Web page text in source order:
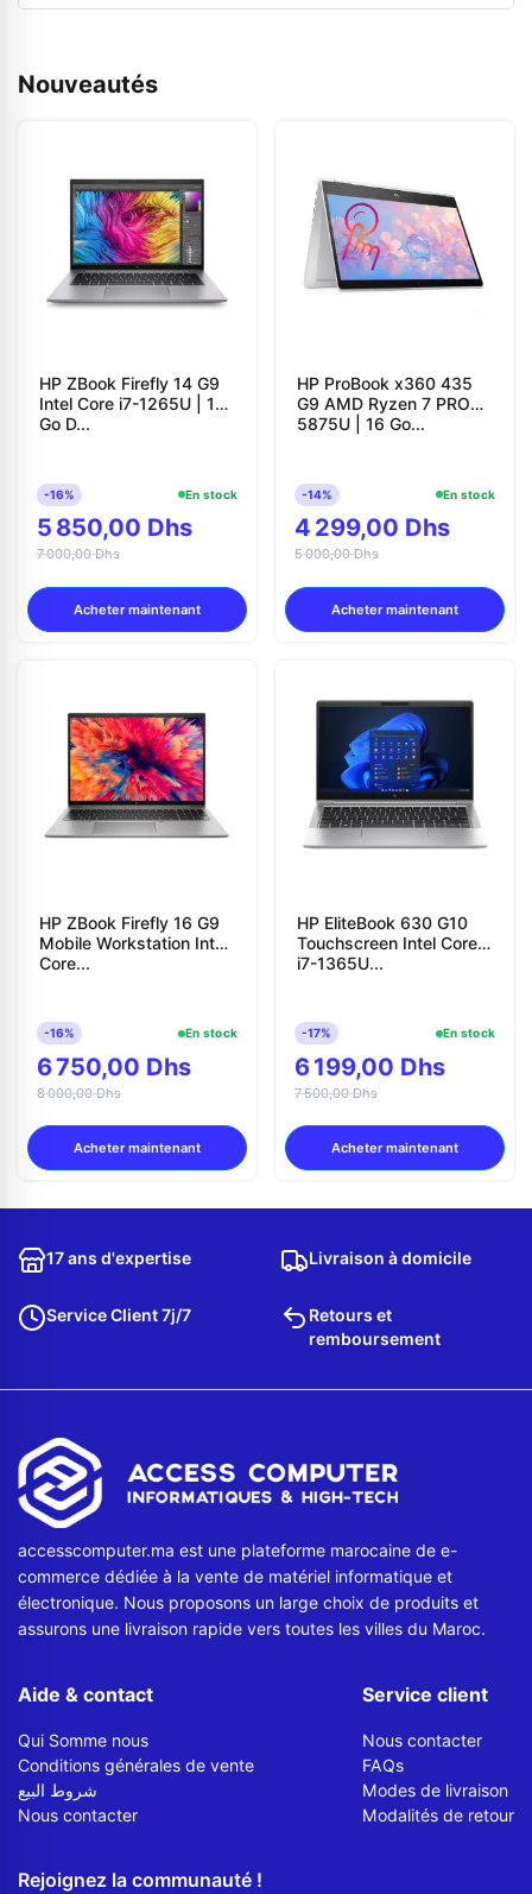
Nouveautés
HP ZBook Firefly 14 G9
Intel Core i7-1265U | 16
Go D...
-16% En stock
5 850,00 Dhs
7 000,00 Dhs
Acheter maintenant
HP ProBook x360 435
G9 AMD Ryzen 7 PRO
5875U | 16 Go...
-14% En stock
4 299,00 Dhs
5 000,00 Dhs
Acheter maintenant
HP ZBook Firefly 16 G9
Mobile Workstation Intel
Core...
-16% En stock
6 750,00 Dhs
8 000,00 Dhs
Acheter maintenant
HP EliteBook 630 G10
Touchscreen Intel Core
i7-1365U...
-17% En stock
6 199,00 Dhs
7 500,00 Dhs
Acheter maintenant
17 ans d'expertise Livraison à domicile
Service Client 7j/7
Retours et
remboursement
accesscomputer.ma est une plateforme marocaine de e-
commerce dédiée à la vente de matériel informatique et
électronique. Nous proposons un large choix de produits et
assurons une livraison rapide vers toutes les villes du Maroc.
Aide & contact
Qui Somme nous
Conditions générales de vente
شروط البيع
Nous contacter
Service client
Nous contacter
FAQs
Modes de livraison
Modalités de retour
Rejoignez la communauté !